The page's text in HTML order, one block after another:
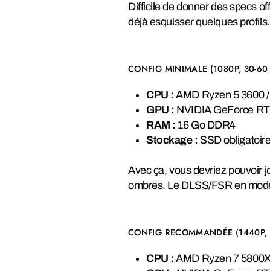
Difficile de donner des specs
déjà esquisser quelques
CONFIG MINIMALE (1080P, 30-60
CPU : AMD Ryzen 5 3600
GPU : NVIDIA GeForce
RAM : 16 Go DDR4
Stockage : SSD
Avec ça, vous devriez pouvoir
ombres. Le DLSS/FSR en
CONFIG RECOMMANDÉE (1440P,
CPU : AMD Ryzen 7